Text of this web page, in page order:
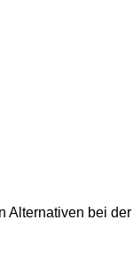
Alternativen bei